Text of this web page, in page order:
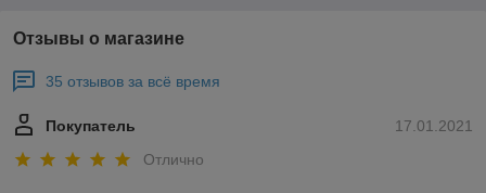
Отзывы о магазине
35 отзывов за всё время
17.01.2021
Покупатель
Отлично